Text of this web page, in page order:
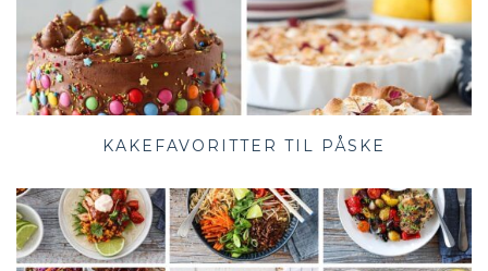
KAKEFAVORITTER TIL PÅSKE